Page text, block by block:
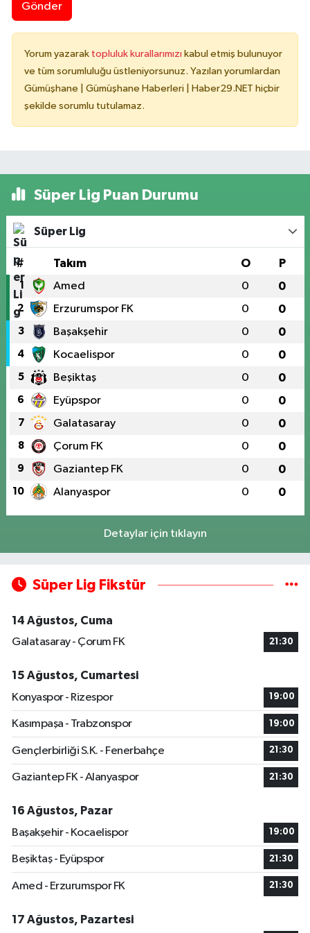
Gönder
Yorum yazarak topluluk kurallarımızı kabul etmiş bulunuyor
ve tüm sorumluluğu üstleniyorsunuz. Yazılan yorumlardan
Gümüşhane | Gümüşhane Haberleri | Haber29.NET hiçbir
şekilde sorumlu tutulamaz.
Süper Lig Puan Durumu
Süper Lig
# Takım O P
1 Amed 0 0
2 Erzurumspor FK 0 0
3 Başakşehir 0 0
4 Kocaelispor 0 0
5 Beşiktaş 0 0
6 Eyüpspor 0 0
7 Galatasaray 0 0
8 Çorum FK 0 0
9 Gaziantep FK 0 0
10 Alanyaspor 0 0
Detaylar için tıklayın
Süper Lig Fikstür
14 Ağustos, Cuma
Galatasaray - Çorum FK
21:30
15 Ağustos, Cumartesi
Konyaspor - Rizespor
19:00
Kasımpaşa - Trabzonspor 19:00
Gençlerbirliği S.K. - Fenerbahçe 21:30
Gaziantep FK - Alanyaspor 21:30
16 Ağustos, Pazar
Başakşehir - Kocaelispor
19:00
Beşiktaş - Eyüpspor 21:30
Amed - Erzurumspor FK 21:30
17 Ağustos, Pazartesi